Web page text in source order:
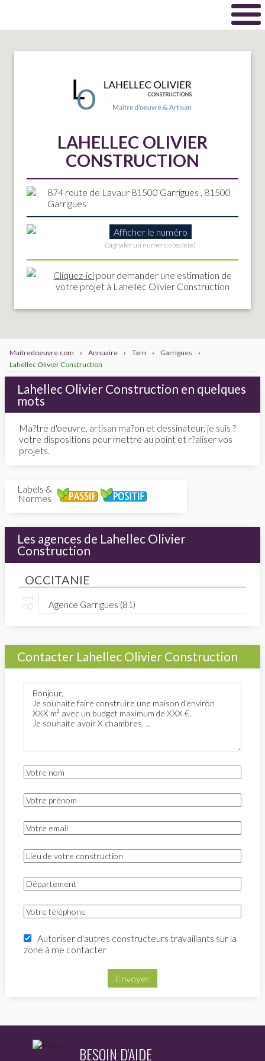
LAHELLEC OLIVIER
CONSTRUCTION
874 route de Lavaur 81500 Garrigues , 81500
Garrigues
Afficher le numéro
(Signaler un numéro obsolète)
Cliquez-ici pour demander une estimation de
votre projet à Lahellec Olivier Construction
Maitredoeuvre.com › Annuaire › Tarn › Garrigues
›
Lahellec Olivier Construction
Lahellec Olivier Construction en quelques
mots
Ma?tre d'oeuvre, artisan ma?on et dessinateur, je suis ?
votre dispositions pour mettre au point et r?aliser vos
projets.
Labels &
Normes
Les agences de Lahellec Olivier
Construction
OCCITANIE
Agence Garrigues (81)
Contacter Lahellec Olivier Construction
Autoriser d'autres constructeurs travaillants sur la
zone à me contacter
Envoyer
BESOIN D'AIDE